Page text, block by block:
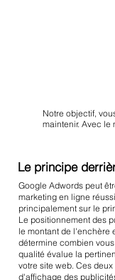
Notre objectif,
maintenir. Avec le
Google Adwords peut
marketing en ligne
principalement sur le
Le positionnement des
le montant de l'enchère
détermine combien
qualité évalue la
votre site web. Ces
d'affichage des
Le principe